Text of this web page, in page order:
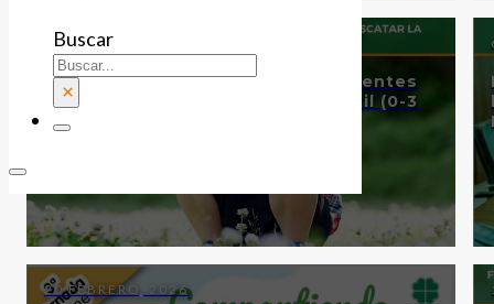
Buscar
×
25 MARZO, 2026
FSIE Madrid exige soluciones urgentes
para rescatar la Educación Infantil (0-3
años)
20 FEBRERO, 2026